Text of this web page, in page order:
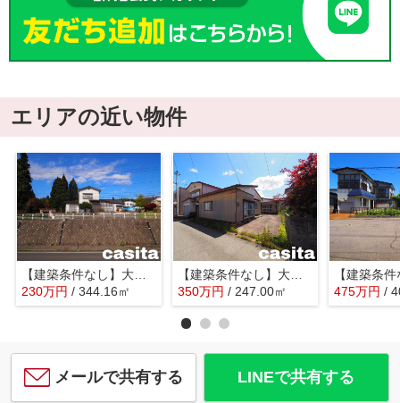
エリアの近い物件
【建築条件なし】大仙市協和峰吉川半仙 南向き高台で日当りの良い住宅用地 104.10坪
230万円 / 344.16㎡
【建築条件なし】大仙市大曲福見町 交通量の少ない住宅街の土地物件 解体更地渡し74.71坪
350万円 / 247.00㎡ 475万円 /
メールで共有する LINEで共有する